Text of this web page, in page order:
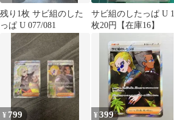
残り1枚 サビ組のした
っぱ U 077/081
サビ組のしたっぱ U 1
枚20円【在庫16】
¥ 799 ¥399